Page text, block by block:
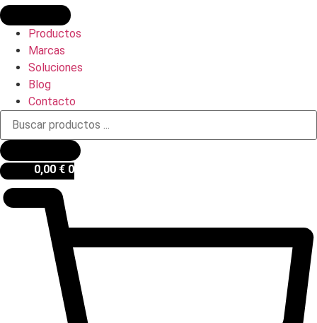
Productos
Marcas
Soluciones
Blog
Contacto
Búsqueda
productos
0,00 € 0